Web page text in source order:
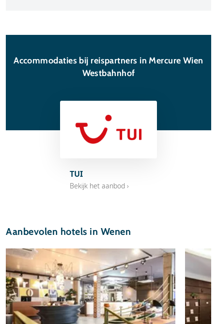
Accommodaties bij reispartners in Mercure Wien
Westbahnhof
TUI
Bekijk het aanbod ›
Aanbevolen hotels in Wenen